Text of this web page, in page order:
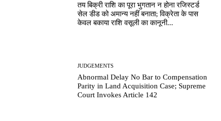
तय बिक्री राशि का पूरा भुगतान न होना रजिस्टर्ड
सेल डीड को अमान्य नहीं बनाता; विक्रेता के पास
केवल बकाया राशि वसूली का कानूनी...
JUDGEMENTS
Abnormal Delay No Bar to Compensation
Parity in Land Acquisition Case; Supreme
Court Invokes Article 142